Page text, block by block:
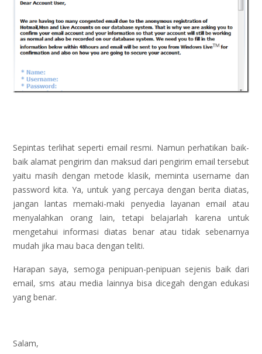
Sepintas terlihat seperti email resmi. Namun perhatikan baik-
baik alamat pengirim dan maksud dari pengirim email tersebut
yaitu masih dengan metode klasik, meminta username dan
password kita. Ya, untuk yang percaya dengan berita diatas,
jangan lantas memaki-maki penyedia layanan email atau
menyalahkan orang lain, tetapi belajarlah karena untuk
mengetahui informasi diatas benar atau tidak sebenarnya
mudah jika mau baca dengan teliti.
Harapan saya, semoga penipuan-penipuan sejenis baik dari
email, sms atau media lainnya bisa dicegah dengan edukasi
yang benar.
Salam,